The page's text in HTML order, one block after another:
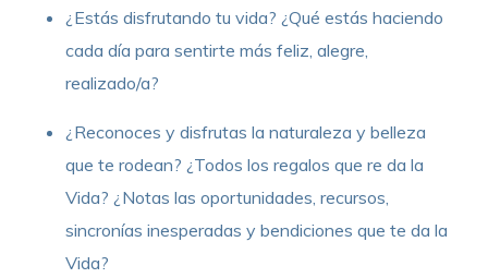
¿Estás disfrutando tu vida? ¿Qué estás haciendo
cada día para sentirte más feliz, alegre,
realizado/a?
¿Reconoces y disfrutas la naturaleza y belleza
que te rodean? ¿Todos los regalos que re da la
Vida? ¿Notas las oportunidades, recursos,
sincronías inesperadas y bendiciones que te da la
Vida?